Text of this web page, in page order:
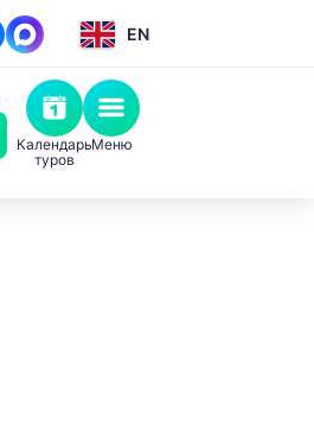
EN
Календарь
туров
Меню